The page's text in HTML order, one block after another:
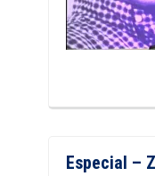
Especial –